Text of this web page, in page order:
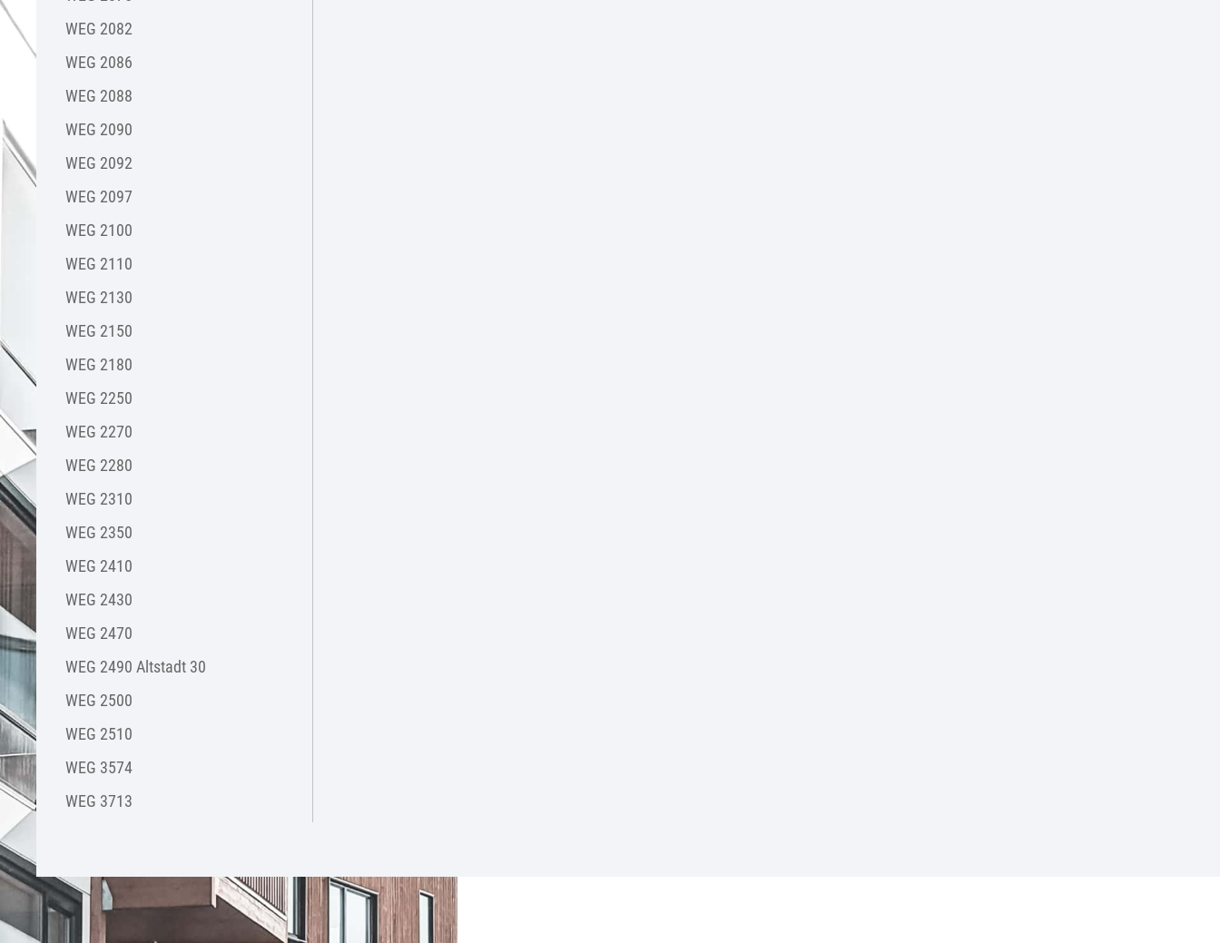
WEG 2082
WEG 2086
WEG 2088
WEG 2090
WEG 2092
WEG 2097
WEG 2100
WEG 2110
WEG 2130
WEG 2150
WEG 2180
WEG 2250
WEG 2270
WEG 2280
WEG 2310
WEG 2350
WEG 2410
WEG 2430
WEG 2470
WEG 2490 Altstadt 30
WEG 2500
WEG 2510
WEG 3574
WEG 3713